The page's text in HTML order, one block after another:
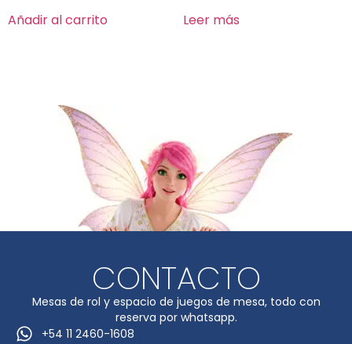
Añadir al carrito Leer más
CONTACTO
Mesas de rol y espacio de juegos de mesa, todo con
reserva por whatsapp.
+54 11 2460-1608